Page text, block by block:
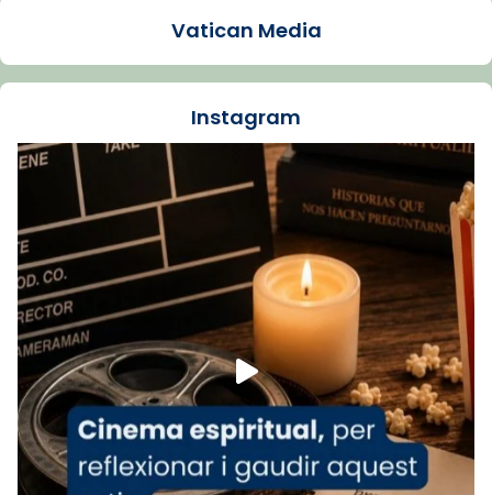
Santes de Mataró.
🔗tinyurl.com/cvu5jmbk
Foto
View on Facebook Share
Arquebisbat de Barcelonais at Catedral
de Barcelona.
1 week ago
Aquest dilluns, 27 de juliol, ha tingut lloc la
missa d’acció de gràcies en agraïment al
comitè organitzador de la visita apostòlica
del Sant Pare Lleó XIV a Barcelona, i als
col·laboradors, a la Catedral de Barcelona.
L’arquebisbe de Barcelona, el cardenal Joan
Vatican Media
Instagram